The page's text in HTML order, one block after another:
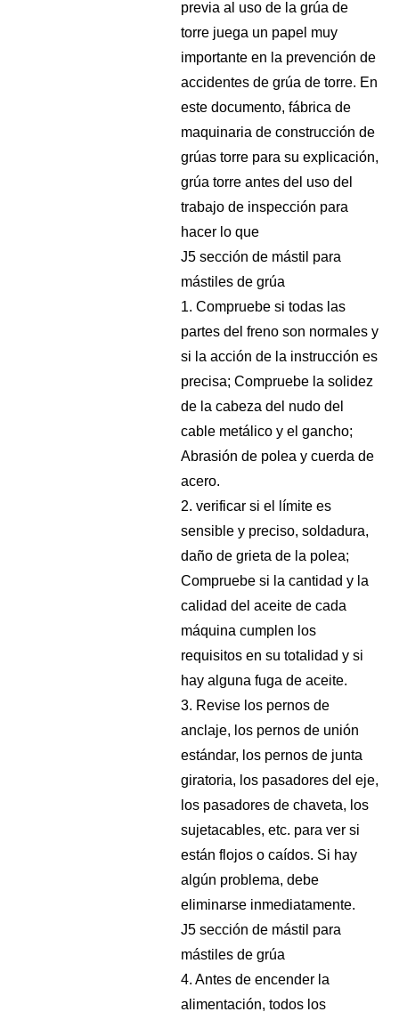
previa al uso de la grúa de
torre juega un papel muy
importante en la prevención de
accidentes de grúa de torre. En
este documento, fábrica de
maquinaria de construcción de
grúas torre para su explicación,
grúa torre antes del uso del
trabajo de inspección para
hacer lo que
J5 sección de mástil para
mástiles de grúa
1. Compruebe si todas las
partes del freno son normales y
si la acción de la instrucción es
precisa; Compruebe la solidez
de la cabeza del nudo del
cable metálico y el gancho;
Abrasión de polea y cuerda de
acero.
2. verificar si el límite es
sensible y preciso, soldadura,
daño de grieta de la polea;
Compruebe si la cantidad y la
calidad del aceite de cada
máquina cumplen los
requisitos en su totalidad y si
hay alguna fuga de aceite.
3. Revise los pernos de
anclaje, los pernos de unión
estándar, los pernos de junta
giratoria, los pasadores del eje,
los pasadores de chaveta, los
sujetacables, etc. para ver si
están flojos o caídos. Si hay
algún problema, debe
eliminarse inmediatamente.
J5 sección de mástil para
mástiles de grúa
4. Antes de encender la
alimentación, todos los